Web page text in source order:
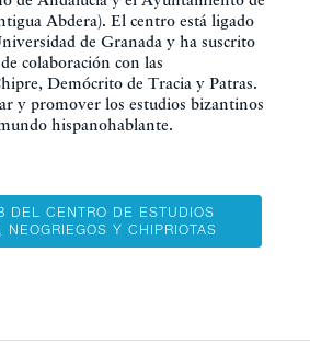
Abdera). El centro está ligado
de Granada y ha suscrito
colaboración con las
Demócrito de Tracia y Patras.
y promover los estudios bizantinos
hispanohablante.
DEL CENTRO DE ESTUDIOS
NEOGRIEGOS Y CHIPRIOTAS